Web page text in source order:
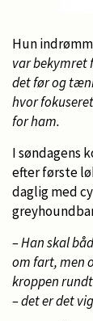
Hun
var bekymret
det før og
hvor
for ham.
I søndagens
efter første
daglig med
– Han skal
om fart, men
kroppen
– det er det